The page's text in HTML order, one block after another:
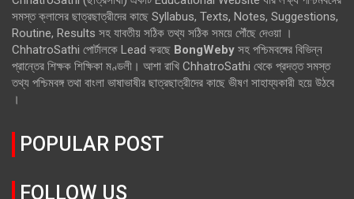
সমস্ত ক্লাসের ছাত্রছাত্রীদের কাছে Syllabus, Texts, Notes, Suggestions,
Routine, Results সহ যাবতীয় সঠিক তথ্য সঠিক সময়ে পৌঁছে দেওয়া ।
ChhatroSathi পোর্টালকে Lead করছে BongWeby সহ পশ্চিমবঙ্গের বিভিন্ন
প্রান্তের শিক্ষক শিক্ষিকা মণ্ডলী। আশা রাখি ChhatroSathi থেকে প্রদত্ত সমস্ত
তথ্য পশ্চিমবঙ্গ তথা বাংলা ভাষাভাষীর ছাত্রছাত্রীদের কাছে ভীষণ সাহায্যকারী হয়ে উঠবে
।
POPULAR POST
FOLLOW US